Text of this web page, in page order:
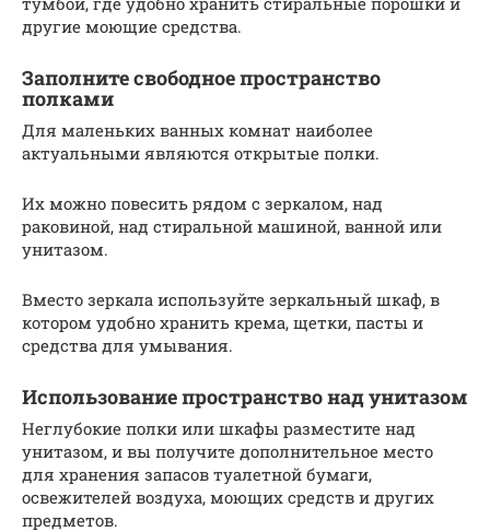
другие моющие средства.
Заполните свободное пространство
полками
Для маленьких ванных комнат наиболее
актуальными являются открытые полки.
Их можно повесить рядом с зеркалом, над
раковиной, над стиральной машиной, ванной или
унитазом.
Вместо зеркала используйте зеркальный шкаф, в
котором удобно хранить крема, щетки, пасты и
средства для умывания.
Использование пространство над унитазом
Неглубокие полки или шкафы разместите над
унитазом, и вы получите дополнительное место
для хранения запасов туалетной бумаги,
освежителей воздуха, моющих средств и других
предметов.